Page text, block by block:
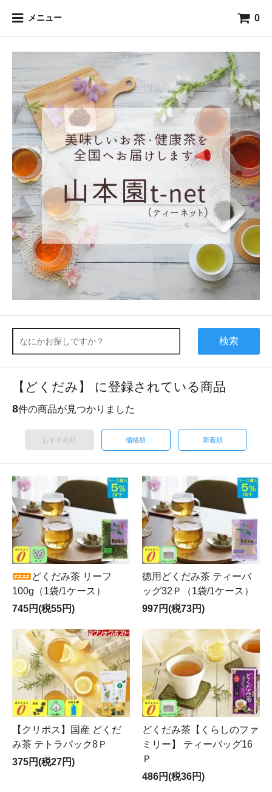
メニュー 0
検索
【どくだみ】 に登録されている商品
8件の商品が見つかりました
おすすめ順 価格順 新着順
どくだみ茶 リーフ
100g（1袋/1ケース）
745円(税55円)
徳用どくだみ茶 ティーバ
ッグ32Ｐ（1袋/1ケース）
997円(税73円)
【クリポス】国産 どくだ
み茶 テトラパック8Ｐ
375円(税27円)
どくだみ茶【くらしのファ
ミリー】 ティーバッグ16
Ｐ
486円(税36円)